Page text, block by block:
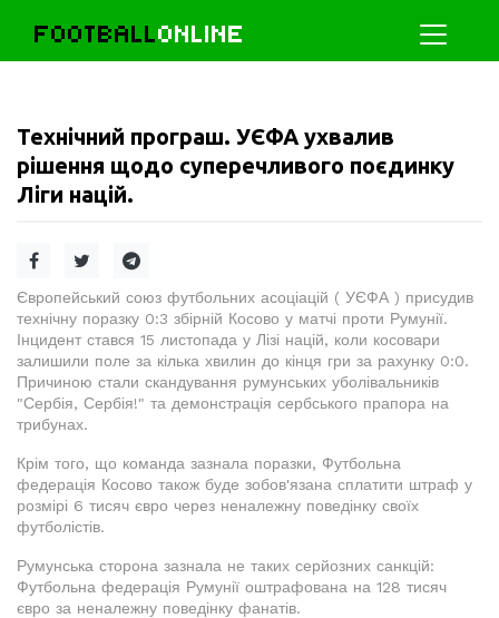
FOOTBALLONLINE
Технічний програш. УЄФА ухвалив
рішення щодо суперечливого поєдинку
Ліги націй.
Європейський союз футбольних асоціацій ( УЄФА ) присудив
технічну поразку 0:3 збірній Косово у матчі проти Румунії.
Інцидент стався 15 листопада у Лізі націй, коли косовари
залишили поле за кілька хвилин до кінця гри за рахунку 0:0.
Причиною стали скандування румунських уболівальників
"Сербія, Сербія!" та демонстрація сербського прапора на
трибунах.
Крім того, що команда зазнала поразки, Футбольна
федерація Косово також буде зобов'язана сплатити штраф у
розмірі 6 тисяч євро через неналежну поведінку своїх
футболістів.
Румунська сторона зазнала не таких серйозних санкцій:
Футбольна федерація Румунії оштрафована на 128 тисяч
євро за неналежну поведінку фанатів.